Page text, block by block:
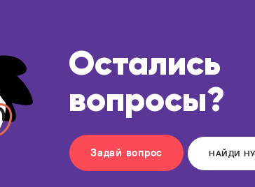
Остались
вопросы?
Задай вопрос НАЙДИ